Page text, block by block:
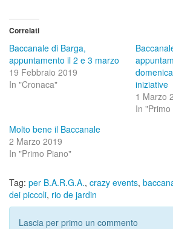
Correlati
Baccanale di Barga,
appuntamento il 2 e 3 marzo
19 Febbraio 2019
In "Cronaca"
iniziative
1 Marzo
In
Molto bene il Baccanale
2 Marzo 2019
In "Primo Piano"
Tag: per B.A.R.G.A., crazy events,
dei piccoli, rio de jardin
Lascia per primo un commento